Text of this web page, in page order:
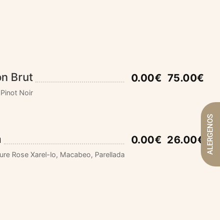
Brut 0.00€ 75.00€
Noir
0.00€ 26.00€
Rose Xarel-lo, Macabeo, Parellada ALERGENOS